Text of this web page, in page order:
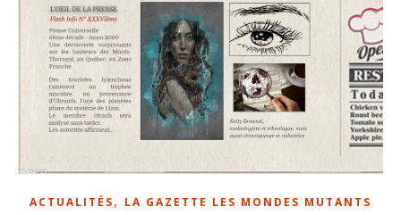
ACTUALITÉS, LA GAZETTE LES MONDES MUTANTS